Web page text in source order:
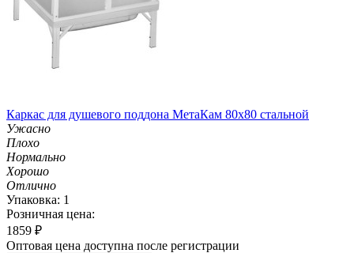
Каркас для душевого поддона МетаКам 80х80 стальной
Ужасно
Плохо
Нормально
Хорошо
Отлично
Упаковка: 1
Розничная цена:
1859 ₽
Оптовая цена доступна после регистрации